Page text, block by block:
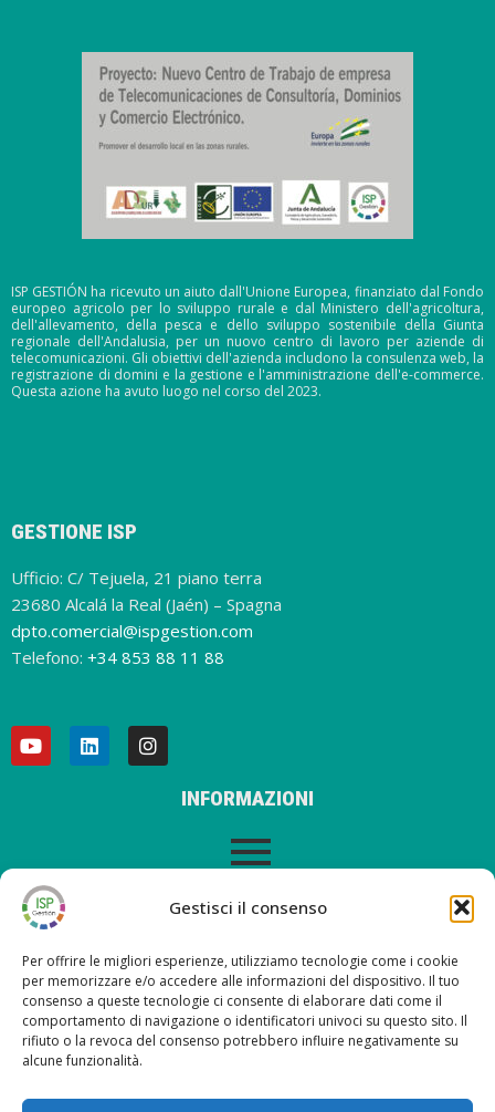
Gestisci il consenso
Per offrire le migliori esperienze, utilizziamo tecnologie come i cookie
per memorizzare e/o accedere alle informazioni del dispositivo. Il tuo
consenso a queste tecnologie ci consente di elaborare dati come il
comportamento di navigazione o identificatori univoci su questo sito. Il
rifiuto o la revoca del consenso potrebbero influire negativamente su
alcune funzionalità.
ISP GESTIÓN ha ricevuto un aiuto dall'Unione Europea, finanziato dal Fondo
europeo agricolo per lo sviluppo rurale e dal Ministero dell'agricoltura,
dell'allevamento, della pesca e dello sviluppo sostenibile della Giunta
regionale dell'Andalusia, per un nuovo centro di lavoro per aziende di
telecomunicazioni. Gli obiettivi dell'azienda includono la consulenza web, la
registrazione di domini e la gestione e l'amministrazione dell'e-commerce.
Questa azione ha avuto luogo nel corso del 2023.
GESTIONE ISP
Ufficio: C/ Tejuela, 21 piano terra
23680 Alcalá la Real (Jaén) – Spagna
dpto.comercial@ispgestion.com
Telefono: +34 853 88 11 88
INFORMAZIONI
AVVISO LEGALE
ULTIMI POST SUL NOSTRO BLOG
Nueva versión ISP Gestión 6.01